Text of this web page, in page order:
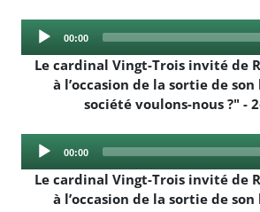
Audio
Current
00:00
Le cardinal Vingt-Trois invité de
à l’occasion de la sortie de
société voulons-nous ?" -
Player
Current
00:00
Le cardinal Vingt-Trois invité de
à l’occasion de la sortie de